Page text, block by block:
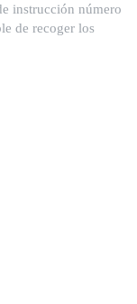
instrucción número
de recoger los